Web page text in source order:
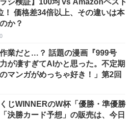
ラシ検証】100均 vs Amazonベスト
！ 価格差34倍以上、その違いは本
か？
業だと…？ 話題の漫画『999号
が凄すぎてAIかと思った。不定期
マンガがめっちゃ好き！」第2回
じWINNERのW杯「優勝・準優勝
決勝カード予想」の販売は、今日